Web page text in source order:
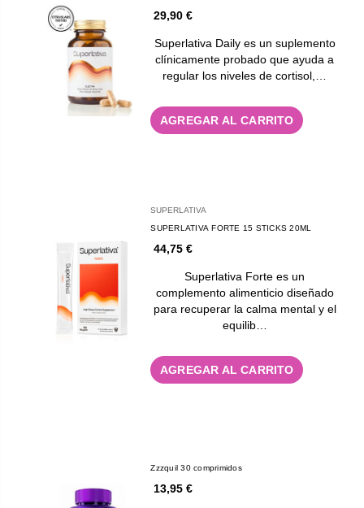
29,90 €
Superlativa Daily es un suplemento
clínicamente probado que ayuda a
regular los niveles de cortisol,…
AGREGAR AL CARRITO
SUPERLATIVA
SUPERLATIVA FORTE 15 STICKS 20ML
44,75 €
Superlativa Forte es un
complemento alimenticio diseñado
para recuperar la calma mental y el
equilib…
AGREGAR AL CARRITO
Zzzquil 30 comprimidos
13,95 €